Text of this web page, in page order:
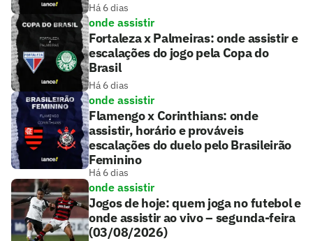
Há 6 dias
onde assistir
Fortaleza x Palmeiras: onde assistir e
escalações do jogo pela Copa do
Brasil
Há 6 dias
onde assistir
Flamengo x Corinthians: onde
assistir, horário e prováveis
escalações do duelo pelo Brasileirão
Feminino
Há 6 dias
onde assistir
Jogos de hoje: quem joga no futebol e
onde assistir ao vivo – segunda-feira
(03/08/2026)